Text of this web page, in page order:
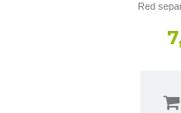
Red